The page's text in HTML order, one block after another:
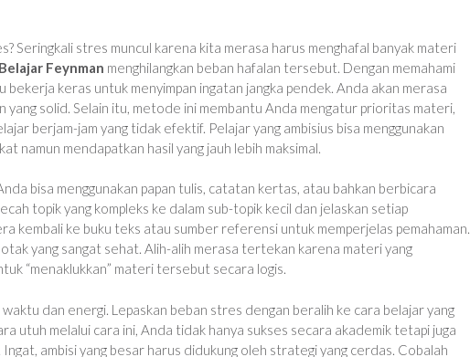
Seringkali stres muncul karena kita merasa harus menghafal banyak materi
Feynman menghilangkan beban hafalan tersebut. Dengan memahami
bekerja keras untuk menyimpan ingatan jangka pendek. Anda akan merasa
yang solid. Selain itu, metode ini membantu Anda mengatur prioritas materi,
berjam-jam yang tidak efektif. Pelajar yang ambisius bisa menggunakan
namun mendapatkan hasil yang jauh lebih maksimal.
bisa menggunakan papan tulis, catatan kertas, atau bahkan berbicara
topik yang kompleks ke dalam sub-topik kecil dan jelaskan setiap
kembali ke buku teks atau sumber referensi untuk memperjelas pemahaman.
yang sangat sehat. Alih-alih merasa tertekan karena materi yang
“menaklukkan” materi tersebut secara logis.
dan energi. Lepaskan beban stres dengan beralih ke cara belajar yang
utuh melalui cara ini, Anda tidak hanya sukses secara akademik tetapi juga
ambisi yang besar harus didukung oleh strategi yang cerdas. Cobalah